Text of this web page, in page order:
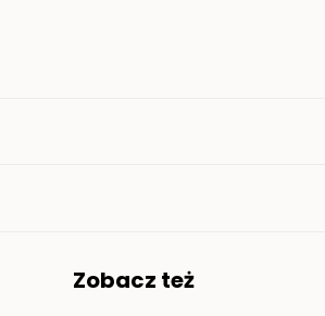
Zobacz też